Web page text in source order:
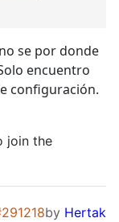
se por donde
encuentro
configuración.
join the
by Hertak